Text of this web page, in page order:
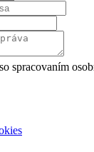
spracovaním